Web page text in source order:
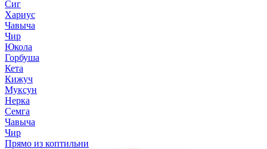
Сиг
Хариус
Чавыча
Чир
Юкола
Горбуша
Кета
Кижуч
Муксун
Нерка
Семга
Чавыча
Чир
Прямо из коптильни